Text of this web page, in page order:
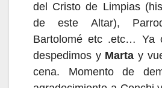
del Cristo de Limpias
de este Altar),
Bartolomé etc .etc… Ya
despedimos y Marta y
cena. Momento de